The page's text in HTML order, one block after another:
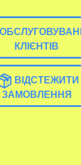
КЛІЄНТІВ
ВІДСТЕЖИТИ
ЗАМОВЛЕННЯ